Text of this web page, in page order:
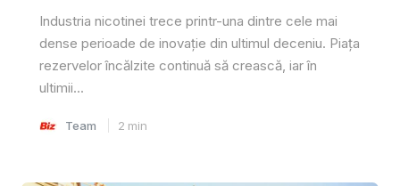
Industria nicotinei trece printr-una dintre cele mai
dense perioade de inovație din ultimul deceniu. Piața
rezervelor încălzite continuă să crească, iar în
ultimii...
Team 2 min